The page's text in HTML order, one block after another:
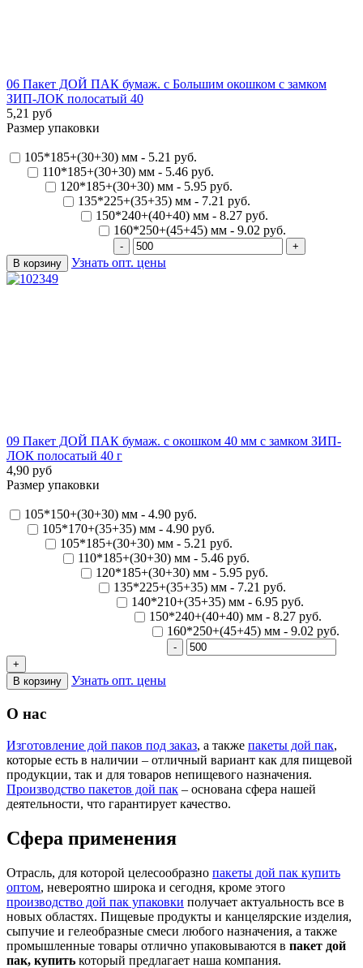
06 Пакет ДОЙ ПАК бумаж. с Большим окошком с замком
ЗИП-ЛОК полосатый 40
5,21 руб
Размер упаковки
105*185+(30+30) мм - 5.21 руб.
110*185+(30+30) мм - 5.46 руб.
120*185+(30+30) мм - 5.95 руб.
135*225+(35+35) мм - 7.21 руб.
150*240+(40+40) мм - 8.27 руб.
160*250+(45+45) мм - 9.02 руб.
Узнать опт. цены
09 Пакет ДОЙ ПАК бумаж. с окошком 40 мм с замком ЗИП-
ЛОК полосатый 40 г
4,90 руб
Размер упаковки
105*150+(30+30) мм - 4.90 руб.
105*170+(35+35) мм - 4.90 руб.
105*185+(30+30) мм - 5.21 руб.
110*185+(30+30) мм - 5.46 руб.
120*185+(30+30) мм - 5.95 руб.
135*225+(35+35) мм - 7.21 руб.
140*210+(35+35) мм - 6.95 руб.
150*240+(40+40) мм - 8.27 руб.
160*250+(45+45) мм - 9.02 руб.
Узнать опт. цены
О нас
Изготовление дой паков под заказ, а также пакеты дой пак,
которые есть в наличии – отличный вариант как для пищевой
продукции, так и для товаров непищевого назначения.
Производство пакетов дой пак – основана сфера нашей
деятельности, что гарантирует качество.
Сфера применения
Отрасль, для которой целесообразно пакеты дой пак купить
оптом, невероятно широка и сегодня, кроме этого
производство дой пак упаковки получает актуальность все в
новых областях. Пищевые продукты и канцелярские изделия,
сыпучие и гелеобразные смеси любого назначения, а также
промышленные товары отлично упаковываются в пакет дой
пак, купить который предлагает наша компания.